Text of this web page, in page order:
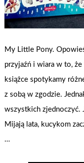
My Little Pony.
przyjaźń i wiara w to,
książce spotykamy
z sobą w zgodzie.
wszystkich zjednoczyć.
Mijają lata, kucykom
…